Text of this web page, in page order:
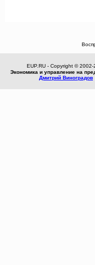
EUP.RU - Copyright © 2002-
Экономика и управление на
Дмитрий Виноградов